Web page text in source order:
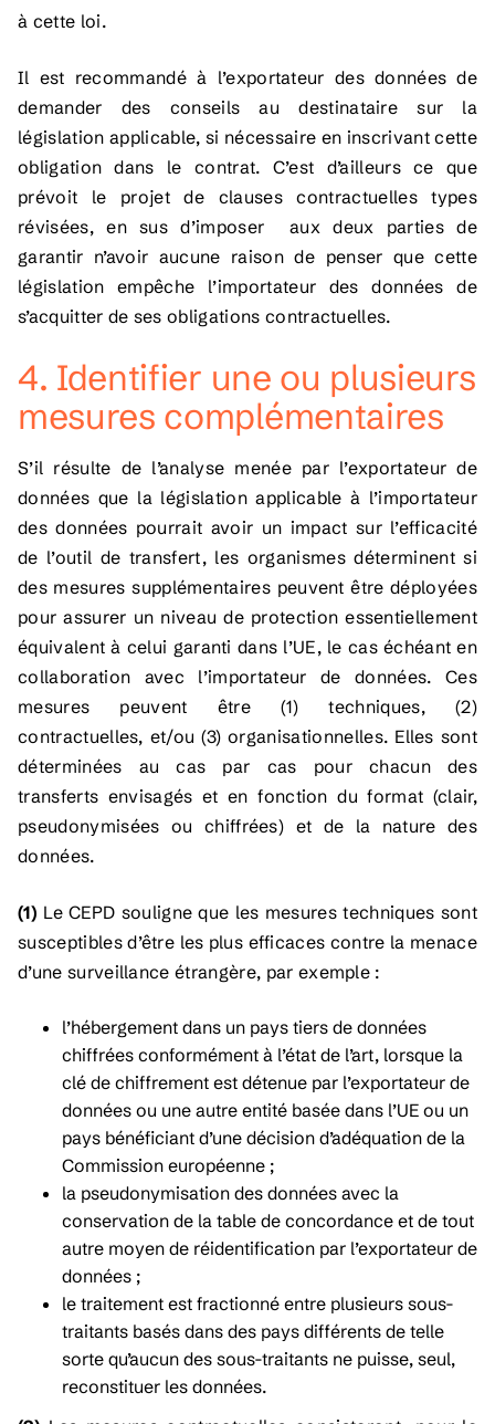
à cette loi.
Il est recommandé à l’exportateur des données de
demander des conseils au destinataire sur la
législation applicable, si nécessaire en inscrivant cette
obligation dans le contrat. C’est d’ailleurs ce que
prévoit le projet de clauses contractuelles types
révisées, en sus d’imposer aux deux parties de
garantir n’avoir aucune raison de penser que cette
législation empêche l’importateur des données de
s’acquitter de ses obligations contractuelles.
4. Identifier une ou plusieurs
mesures complémentaires
S’il résulte de l’analyse menée par l’exportateur de
données que la législation applicable à l’importateur
des données pourrait avoir un impact sur l’efficacité
de l’outil de transfert, les organismes déterminent si
des mesures supplémentaires peuvent être déployées
pour assurer un niveau de protection essentiellement
équivalent à celui garanti dans l’UE, le cas échéant en
collaboration avec l’importateur de données. Ces
mesures peuvent être (1) techniques, (2)
contractuelles, et/ou (3) organisationnelles. Elles sont
déterminées au cas par cas pour chacun des
transferts envisagés et en fonction du format (clair,
pseudonymisées ou chiffrées) et de la nature des
données.
(1) Le CEPD souligne que les mesures techniques sont
susceptibles d’être les plus efficaces contre la menace
d’une surveillance étrangère, par exemple :
l’hébergement dans un pays tiers de données
chiffrées conformément à l’état de l’art, lorsque la
clé de chiffrement est détenue par l’exportateur de
données ou une autre entité basée dans l’UE ou un
pays bénéficiant d’une décision d’adéquation de la
Commission européenne ;
la pseudonymisation des données avec la
conservation de la table de concordance et de tout
autre moyen de réidentification par l’exportateur de
données ;
le traitement est fractionné entre plusieurs sous-
traitants basés dans des pays différents de telle
sorte qu’aucun des sous-traitants ne puisse, seul,
reconstituer les données.